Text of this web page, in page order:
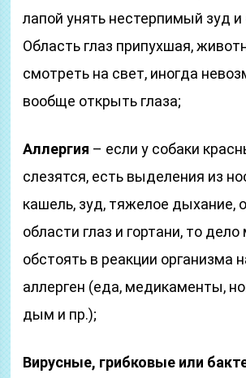
лапой унять нестерпимый зуд и
Область глаз припухшая,
смотреть на свет, иногда
вообще открыть глаза;
Аллергия – если у собаки
слезятся, есть выделения из
кашель, зуд, тяжелое дыхание,
области глаз и гортани, то
обстоять в реакции организма
аллерген (еда, медикаменты,
дым и пр.);
Вирусные, грибковые или